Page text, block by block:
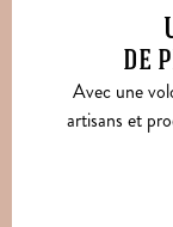
de
Avec une
artisans et